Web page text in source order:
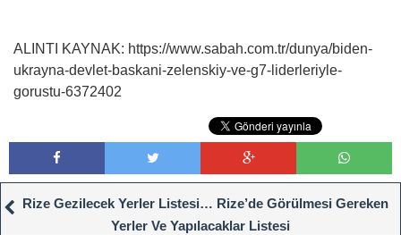
ALINTI KAYNAK: https://www.sabah.com.tr/dunya/biden-
ukrayna-devlet-baskani-zelenskiy-ve-g7-liderleriyle-
gorustu-6372402
Rize Gezilecek Yerler Listesi… Rize’de Görülmesi Gereken
Yerler Ve Yapılacaklar Listesi